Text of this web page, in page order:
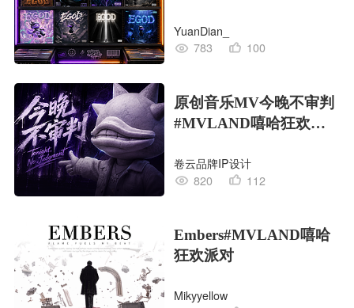
YuanDian_
783
100
原创音乐MV今晚不审判
#MVLAND嘻哈狂欢派
卷云品牌IP设计
820
112
Embers#MVLAND嘻哈
狂欢派对
Mikyyellow